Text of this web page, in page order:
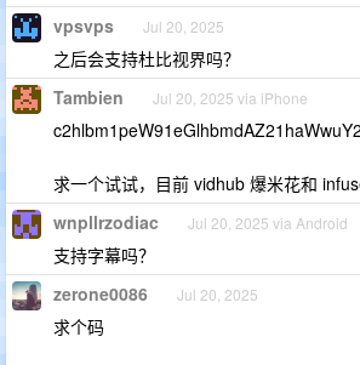
vpsvps Jul 20, 2025
之后会支持杜比视界吗？
Tambien Jul 20, 2025 via iPhone
求一个试试，目前 vidhub 爆米花和
wnpllrzodiac Jul 20, 2025 via Android
支持字幕吗？
zerone0086 Jul 20, 2025
求个码